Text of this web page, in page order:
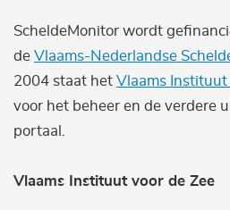
ScheldeMonitor wordt
de Vlaams-Nederlandse
2004 staat het Vlaams Instituut
voor het beheer en de verdere
portaal.
Vlaams Instituut voor de Zee